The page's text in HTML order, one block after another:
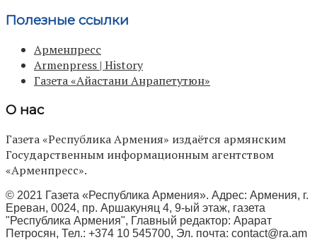
Полезные ссылки
Арменпресс
Armenpress | History
Газета «Айастани Анрапетутюн»
О нас
Газета «Республика Армения» издаётся армянским
Государственным информационным агентством
«Арменпресс».
© 2021 Газета «Республика Армения». Адрес: Армения, г.
Ереван, 0024, пр. Аршакуняц 4, 9-ый этаж, газета
"Республика Армения", Главный редактор: Арарат
Петросян, Тел.: +374 10 545700, Эл. почта: contact@ra.am